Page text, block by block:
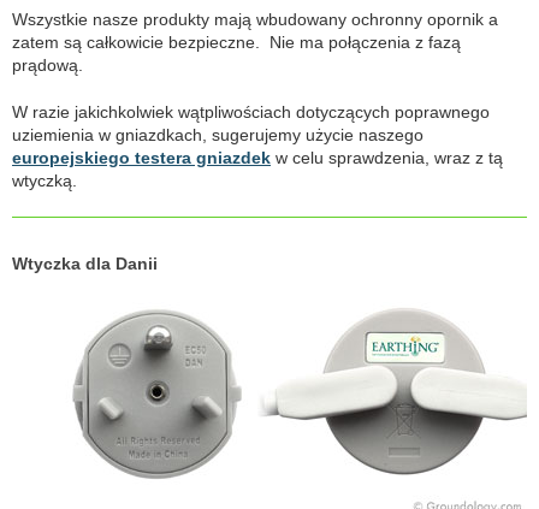
Wszystkie nasze produkty mają wbudowany ochronny opornik a
zatem są całkowicie bezpieczne. Nie ma połączenia z fazą
prądową.
W razie jakichkolwiek wątpliwościach dotyczących poprawnego
uziemienia w gniazdkach, sugerujemy użycie naszego
europejskiego testera gniazdek w celu sprawdzenia, wraz z tą
wtyczką.
Wtyczka dla Danii